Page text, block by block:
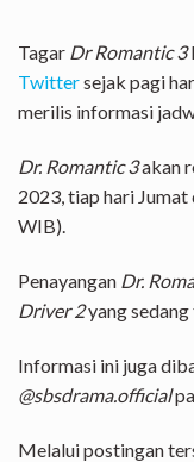
Tagar Dr Romantic 3
Twittersejak pagi
merilis informasi
Dr. Romantic 3akan
2023, tiap hari Jumat
WIB).
Penayangan Dr.
Driver 2yang sedang
Informasi ini juga
@sbsdrama.official
Melalui postingan